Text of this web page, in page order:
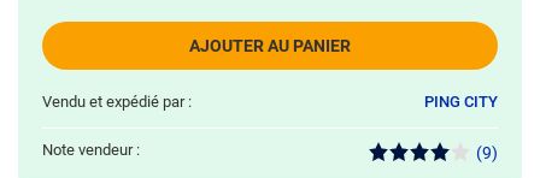
AJOUTER AU PANIER
Vendu et expédié par : PING CITY
Note vendeur : (9)